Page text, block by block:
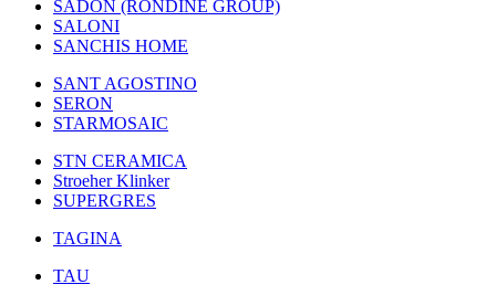
SADON (RONDINE GROUP)
SALONI
SANCHIS HOME
SANT AGOSTINO
SERON
STARMOSAIC
STN CERAMICA
Stroeher Klinker
SUPERGRES
TAGINA
TAU